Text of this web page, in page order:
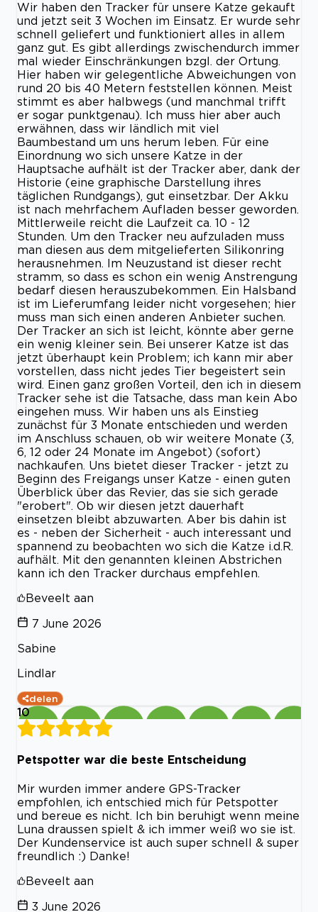
Wir haben den Tracker für unsere Katze gekauft
und jetzt seit 3 Wochen im Einsatz. Er wurde sehr
schnell geliefert und funktioniert alles in allem
ganz gut. Es gibt allerdings zwischendurch immer
mal wieder Einschränkungen bzgl. der Ortung.
Hier haben wir gelegentliche Abweichungen von
rund 20 bis 40 Metern feststellen können. Meist
stimmt es aber halbwegs (und manchmal trifft
er sogar punktgenau). Ich muss hier aber auch
erwähnen, dass wir ländlich mit viel
Baumbestand um uns herum leben. Für eine
Einordnung wo sich unsere Katze in der
Hauptsache aufhält ist der Tracker aber, dank der
Historie (eine graphische Darstellung ihres
täglichen Rundgangs), gut einsetzbar. Der Akku
ist nach mehrfachem Aufladen besser geworden.
Mittlerweile reicht die Laufzeit ca. 10 - 12
Stunden. Um den Tracker neu aufzuladen muss
man diesen aus dem mitgelieferten Silikonring
herausnehmen. Im Neuzustand ist dieser recht
stramm, so dass es schon ein wenig Anstrengung
bedarf diesen herauszubekommen. Ein Halsband
ist im Lieferumfang leider nicht vorgesehen; hier
muss man sich einen anderen Anbieter suchen.
Der Tracker an sich ist leicht, könnte aber gerne
ein wenig kleiner sein. Bei unserer Katze ist das
jetzt überhaupt kein Problem; ich kann mir aber
vorstellen, dass nicht jedes Tier begeistert sein
wird. Einen ganz großen Vorteil, den ich in diesem
Tracker sehe ist die Tatsache, dass man kein Abo
eingehen muss. Wir haben uns als Einstieg
zunächst für 3 Monate entschieden und werden
im Anschluss schauen, ob wir weitere Monate (3,
6, 12 oder 24 Monate im Angebot) (sofort)
nachkaufen. Uns bietet dieser Tracker - jetzt zu
Beginn des Freigangs unser Katze - einen guten
Überblick über das Revier, das sie sich gerade
"erobert". Ob wir diesen jetzt dauerhaft
einsetzen bleibt abzuwarten. Aber bis dahin ist
es - neben der Sicherheit - auch interessant und
spannend zu beobachten wo sich die Katze i.d.R.
aufhält. Mit den genannten kleinen Abstrichen
kann ich den Tracker durchaus empfehlen.
Beveelt aan
7 June 2026
Sabine
Lindlar
delen
10
Petspotter war die beste Entscheidung
Mir wurden immer andere GPS-Tracker
empfohlen, ich entschied mich für Petspotter
und bereue es nicht. Ich bin beruhigt wenn meine
Luna draussen spielt & ich immer weiß wo sie ist.
Der Kundenservice ist auch super schnell & super
freundlich :) Danke!
Beveelt aan
3 June 2026